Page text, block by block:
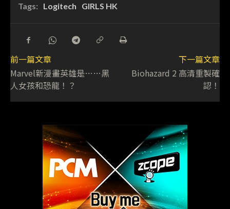
Tags: Logitech GIRLS HK
前一篇文章
Marvel新漫畫英雄是……黑
人女孩和恐龍！？
下一篇文章
Biohazard 2 高清重製確
認！